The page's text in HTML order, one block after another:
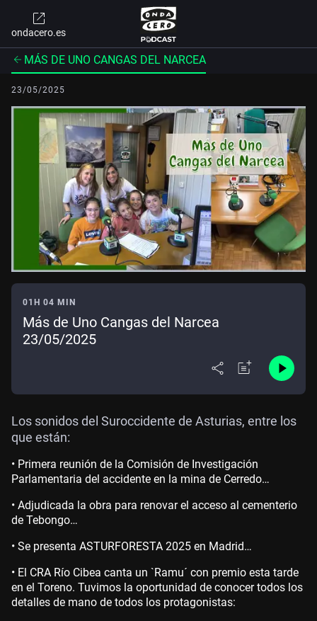
ondacero.es
MÁS DE UNO CANGAS DEL NARCEA
23/05/2025
01H 04 MIN
Más de Uno Cangas del Narcea
23/05/2025
Los sonidos del Suroccidente de Asturias, entre los
que están:
• Primera reunión de la Comisión de Investigación
Parlamentaria del accidente en la mina de Cerredo…
• Adjudicada la obra para renovar el acceso al cementerio
de Tebongo…
• Se presenta ASTURFORESTA 2025 en Madrid…
• El CRA Río Cibea canta un `Ramu´ con premio esta tarde
en el Toreno. Tuvimos la oportunidad de conocer todos los
detalles de mano de todos los protagonistas: